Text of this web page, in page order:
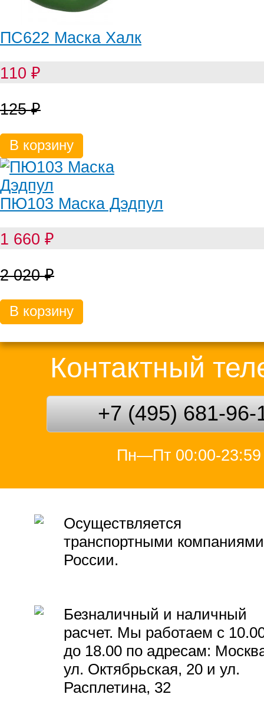
ПС622 Маска Халк
110 ₽
125₽
В корзину
ПЮ103 Маска Дэдпул
1 660 ₽
2 020₽
В корзину
Контактный
+7 (495) 681-96-
Пн—Пт 00:00-23:59
Осуществляется
транспортными компаниями
России.
Безналичный и наличный
расчет. Мы работаем с
до 18.00 по адресам:
ул. Октябрьская, 20 и ул.
Расплетина, 32